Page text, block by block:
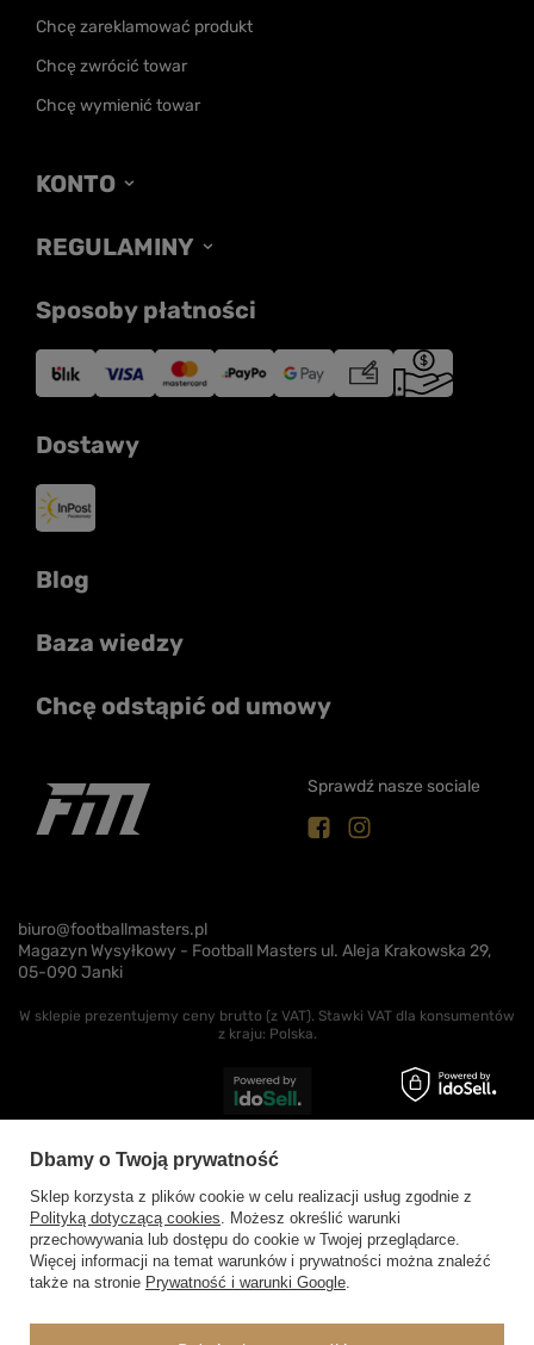
Chcę zareklamować produkt
Chcę zwrócić towar
Chcę wymienić towar
KONTO
REGULAMINY
Sprawdź nasze sociale
Sposoby płatności
Dostawy
Blog
Baza wiedzy
Chcę odstąpić od umowy
biuro@footballmasters.pl
Magazyn Wysyłkowy - Football Masters ul. Aleja Krakowska 29,
05-090 Janki
W sklepie prezentujemy ceny brutto (z VAT). Stawki VAT dla konsumentów
z kraju: Polska.
Dbamy o Twoją prywatność
Sklep korzysta z plików cookie w celu realizacji usług zgodnie z
Polityką dotyczącą cookies. Możesz określić warunki
przechowywania lub dostępu do cookie w Twojej przeglądarce.
Więcej informacji na temat warunków i prywatności można znaleźć
także na stronie Prywatność i warunki Google.